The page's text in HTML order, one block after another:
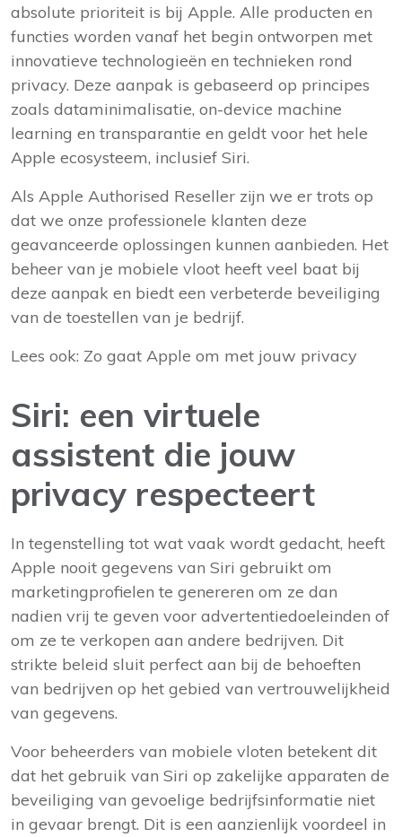
absolute prioriteit is bij Apple. Alle producten en
functies worden vanaf het begin ontworpen met
innovatieve technologieën en technieken rond
privacy. Deze aanpak is gebaseerd op principes
zoals dataminimalisatie, on-device machine
learning en transparantie en geldt voor het hele
Apple ecosysteem, inclusief Siri.
Als Apple Authorised Reseller zijn we er trots op
dat we onze professionele klanten deze
geavanceerde oplossingen kunnen aanbieden. Het
beheer van je mobiele vloot heeft veel baat bij
deze aanpak en biedt een verbeterde beveiliging
van de toestellen van je bedrijf.
Lees ook: Zo gaat Apple om met jouw privacy
Siri: een virtuele
assistent die jouw
privacy respecteert
In tegenstelling tot wat vaak wordt gedacht, heeft
Apple nooit gegevens van Siri gebruikt om
marketingprofielen te genereren om ze dan
nadien vrij te geven voor advertentiedoeleinden of
om ze te verkopen aan andere bedrijven. Dit
strikte beleid sluit perfect aan bij de behoeften
van bedrijven op het gebied van vertrouwelijkheid
van gegevens.
Voor beheerders van mobiele vloten betekent dit
dat het gebruik van Siri op zakelijke apparaten de
beveiliging van gevoelige bedrijfsinformatie niet
in gevaar brengt. Dit is een aanzienlijk voordeel in